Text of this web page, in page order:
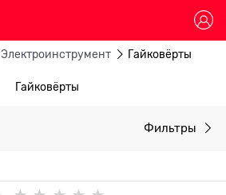
Электроинструмент Гайковёрты
Гайковёрты
Фильтры